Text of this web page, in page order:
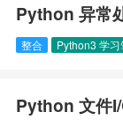
Python 异常
整合 Python3 学
Python 文件